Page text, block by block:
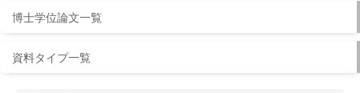
博士学位論文一覧
資料タイプ一覧